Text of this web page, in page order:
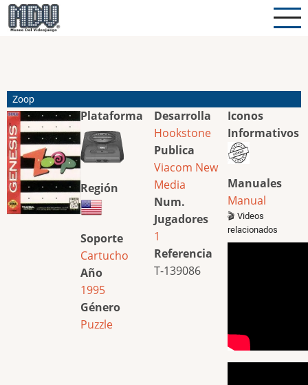
Pasar
al
Zoop
Plataforma
Región
Soporte
Cartucho
Año
1995
Género
Puzzle
Desarrolla
Hookstone
Publica
Viacom New
Media
Num.
Jugadores
1
Referencia
T-139086
Iconos
Informativos
Manuales
Manual
🎬 Videos
relacionados